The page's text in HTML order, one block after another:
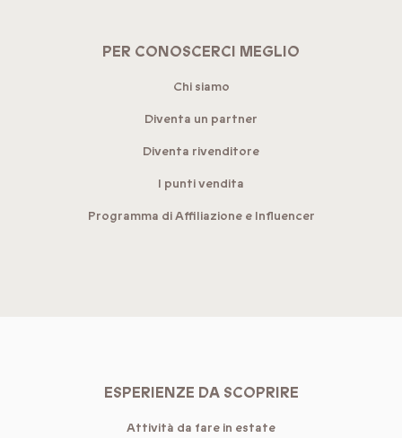
PER CONOSCERCI MEGLIO
Chi siamo
Diventa un partner
Diventa rivenditore
I punti vendita
Programma di Affiliazione e Influencer
ESPERIENZE DA SCOPRIRE
Attività da fare in estate